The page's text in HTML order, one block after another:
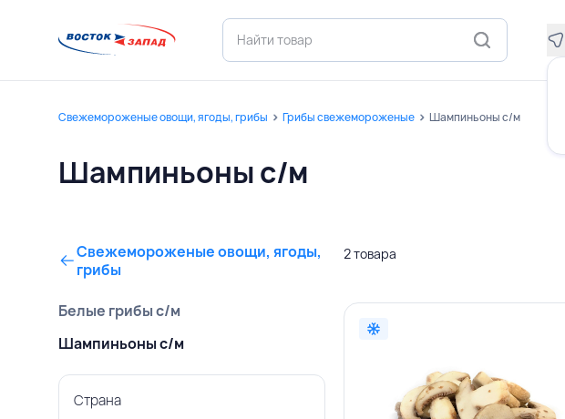
Свежемороженые овощи, ягоды, грибы Грибы свежемороженые Шампиньоны с/м
Шампиньоны с/м
Свежемороженые овощи, ягоды,
грибы
Белые грибы с/м
Шампиньоны с/м
Страна
2 товара